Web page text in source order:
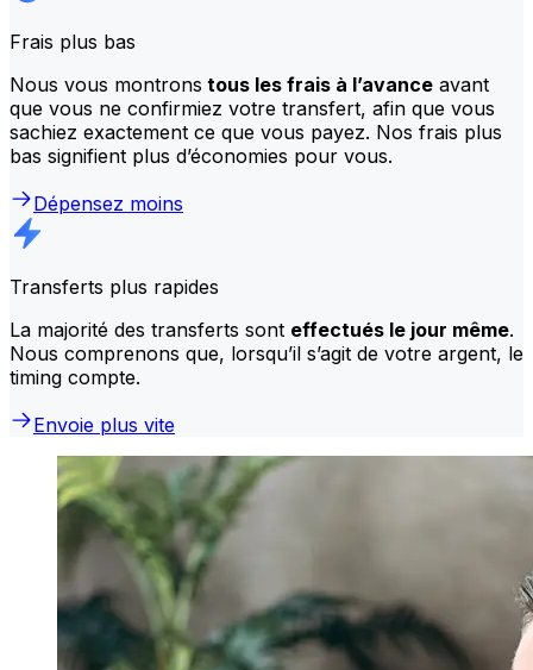
Frais plus bas
Nous vous montrons tous les frais à l’avance avant
que vous ne confirmiez votre transfert, afin que vous
sachiez exactement ce que vous payez. Nos frais plus
bas signifient plus d’économies pour vous.
Dépensez moins
Transferts plus rapides
La majorité des transferts sont effectués le jour même.
Nous comprenons que, lorsqu’il s’agit de votre argent, le
timing compte.
Envoie plus vite